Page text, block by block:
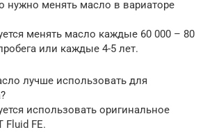
нужно менять масло в вариаторе
менять масло каждые 60 000 – 80
или каждые 4-5 лет.
лучше использовать для
использовать оригинальное
Fluid FE.